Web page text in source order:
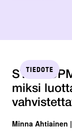
TIEDOTE
STTK:
miksi
Minna Ahtiainen